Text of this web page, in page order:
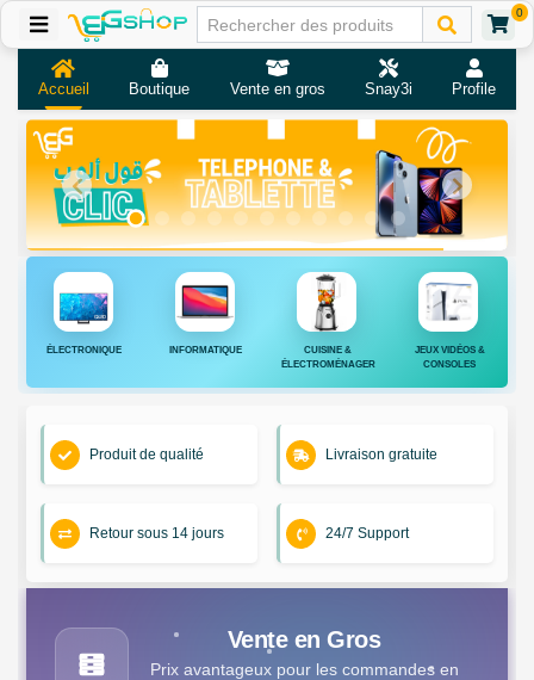
0
Accueil Boutique Vente en gros Snay3i Profile
ÉLECTRONIQUE INFORMATIQUE
CUISINE &
ÉLECTROMÉNAGER
JEUX VIDÉOS &
CONSOLES
Produit de qualité Livraison gratuite
Retour sous 14 jours 24/7 Support
Vente en Gros
Prix avantageux pour les commandes en